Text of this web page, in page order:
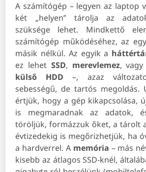
A számítógép – legyen az laptop
két „helyen” tárolja az
szüksége lehet. Mindkettő
számítógép működéséhez, az
másik nélkül. Az egyik a
ez lehet SSD, merevlemez,
külső HDD –, azaz
sebességű, de tartós megoldás.
értjük, hogy a gép kikapcsolása,
is megmaradnak az adatok,
töröljük, formázzuk őket, a tárolt
évtizedekig is megőrizhetjük, ha
a hardverrel. A memória – más
kisebb az átlagos SSD-knél,